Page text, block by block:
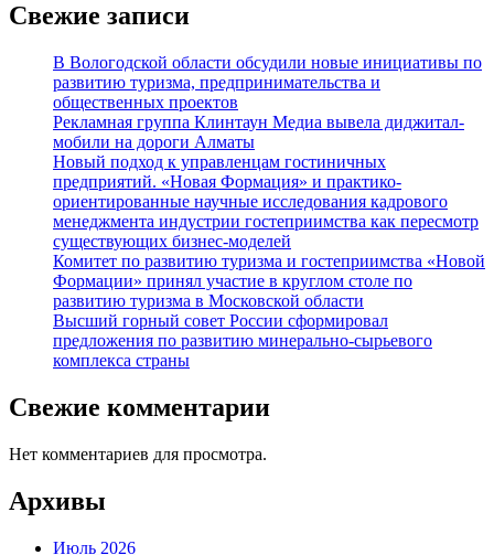
Свежие записи
В Вологодской области обсудили новые инициативы по
развитию туризма, предпринимательства и
общественных проектов
Рекламная группа Клинтаун Медиа вывела диджитал-
мобили на дороги Алматы
Новый подход к управленцам гостиничных
предприятий. «Новая Формация» и практико-
ориентированные научные исследования кадрового
менеджмента индустрии гостеприимства как пересмотр
существующих бизнес-моделей
Комитет по развитию туризма и гостеприимства «Новой
Формации» принял участие в круглом столе по
развитию туризма в Московской области
Высший горный совет России сформировал
предложения по развитию минерально-сырьевого
комплекса страны
Свежие комментарии
Нет комментариев для просмотра.
Архивы
Июль 2026